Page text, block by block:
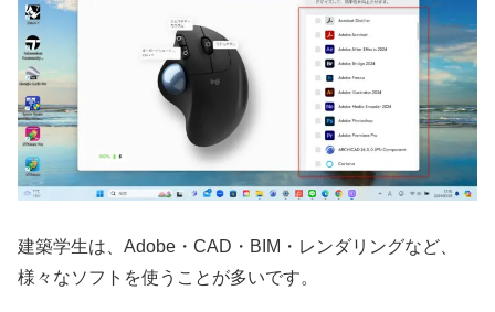
建築学生は、Adobe・CAD・BIM・レンダリングなど、
様々なソフトを使うことが多いです。